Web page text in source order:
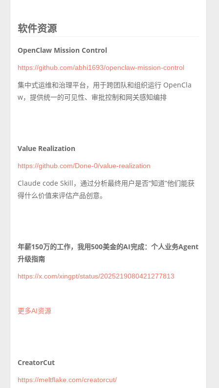
软件资源
OpenClaw Mission Control
https://github.com/abhi1693/openclaw-mission-control
集中式运维和治理平台，用于跨团队和组织运行 OpenCla
w，提供统一的可见性、审批控制和网关感知编排
Value Realization
https://github.com/Done-0/value-realization
Claude code Skill，通过分析最终用户是否“知道”他们能获
得什么价值来评估产品创意。
年薪150万的工作，我用500美金的AI完成：个人业务Agent
升级指南
https://x.com/xingpt/status/2025219080421277813
更多AI资源
CreatorCut
https://meltflake.com/creatorcut/